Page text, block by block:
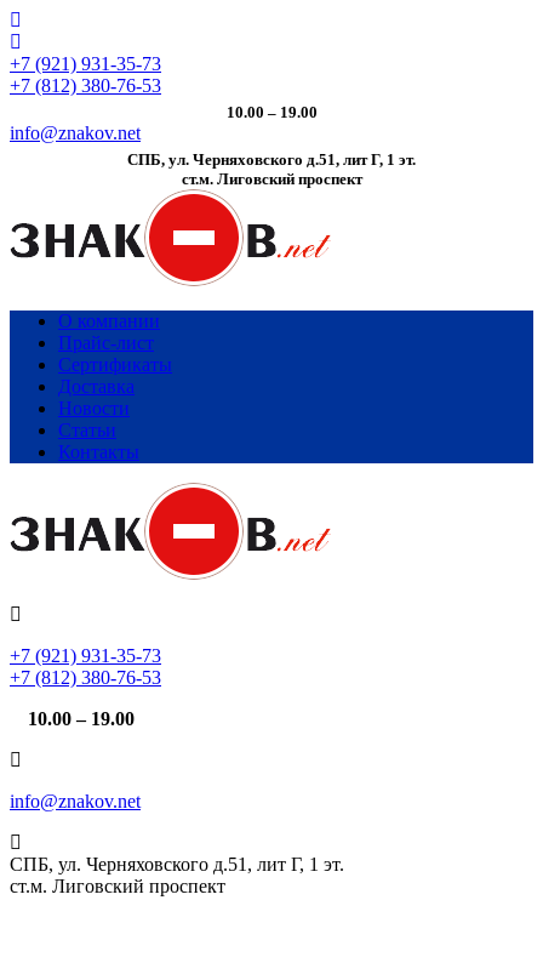
+7 (921) 931-35-73
+7 (812) 380-76-53
10.00 – 19.00
info@znakov.net
СПБ, ул. Черняховского д.51, лит Г, 1 эт.
cт.м. Лиговский проспект
О компании
Прайс-лист
Сертификаты
Доставка
Новости
Статьи
Контакты
+7 (921) 931-35-73
+7 (812) 380-76-53
10.00 – 19.00
info@znakov.net
СПБ, ул. Черняховского д.51, лит Г, 1 эт.
cт.м. Лиговский проспект